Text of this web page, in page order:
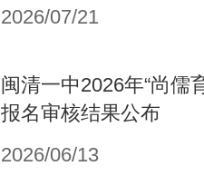
2026/07/21
闽清一中2026年“尚儒
报名审核结果公布
2026/06/13